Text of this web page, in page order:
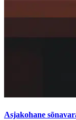
Asjakohane